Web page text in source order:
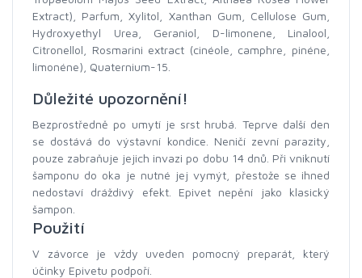
Extract), Parfum, Xylitol, Xanthan Gum, Cellulose Gum,
Hydroxyethyl Urea, Geraniol, D-limonene, Linalool,
Citronellol, Rosmarini extract (cinéole, camphre, pinéne,
limonéne), Quaternium-15.
Důležité upozornění!
Bezprostředně po umytí je srst hrubá. Teprve další den
se dostává do výstavní kondice. Neničí zevní parazity,
pouze zabraňuje jejich invazi po dobu 14 dnů. Při vniknutí
šamponu do oka je nutné jej vymýt, přestože se ihned
nedostaví dráždivý efekt. Epivet nepění jako klasický
šampon.
Použití
V závorce je vždy uveden pomocný preparát, který
účinky Epivetu podpoří.